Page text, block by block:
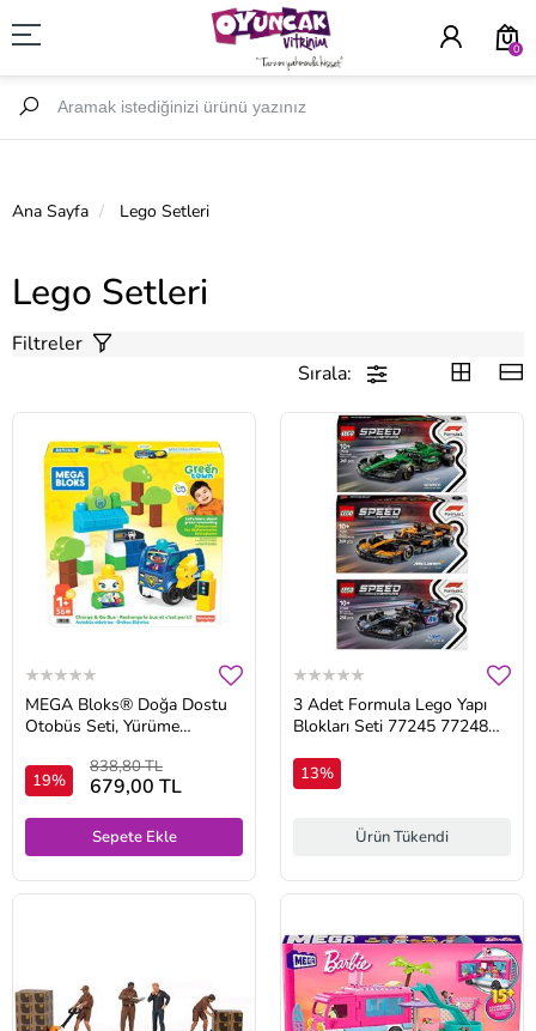
0
Ana Sayfa Lego Setleri
Lego Setleri
Filtreler
Sırala:
MEGA Bloks® Doğa Dostu
Otobüs Seti, Yürüme
Oyuncakları Hdx90
19%
838,80 TL
679,00 TL
Sepete Ekle
3 Adet Formula Lego Yapı
Blokları Seti 77245 77248
13%
Ürün Tükendi